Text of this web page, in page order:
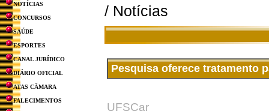
NOTÍCIAS
CONCURSOS
SAÚDE
ESPORTES
CANAL JURÍDICO
DIÁRIO OFICIAL
ATAS CÂMARA
FALECIMENTOS
/ Notícias
Pesquisa oferece tratamento
UFSCar